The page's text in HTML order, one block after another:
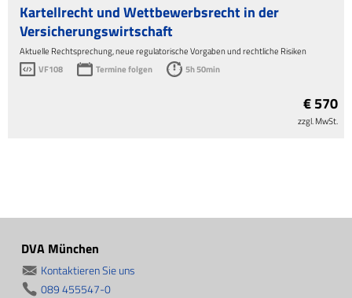
Kartellrecht und Wettbewerbsrecht in der
Versicherungswirtschaft
Aktuelle Rechtsprechung, neue regulatorische Vorgaben und rechtliche Risiken
VF108
Termine folgen 5h 50min
€ 570
zzgl. MwSt.
DVA München
Kontaktieren Sie uns
089 455547-0